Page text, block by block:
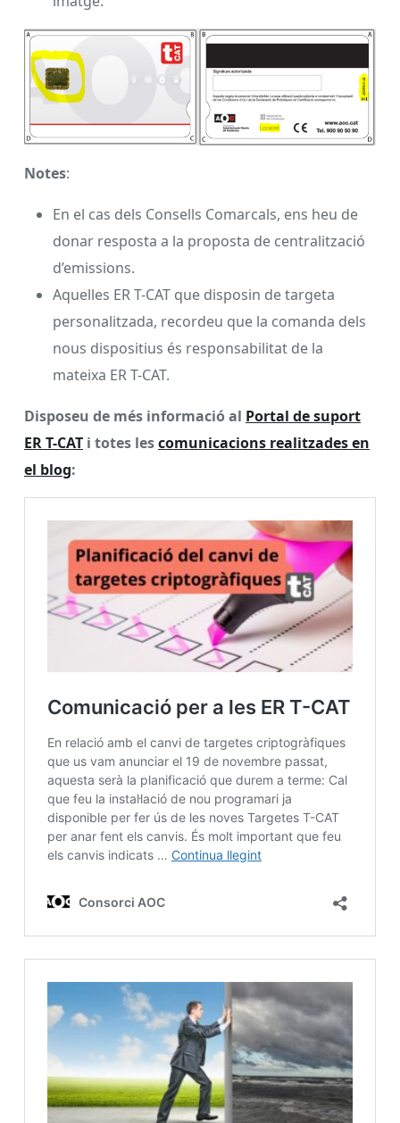
Notes:
En el cas dels Consells Comarcals, ens heu de
donar resposta a la proposta de centralització
d’emissions.
Aquelles ER T-CAT que disposin de targeta
personalitzada, recordeu que la comanda dels
nous dispositius és responsabilitat de la
mateixa ER T-CAT.
Disposeu de més informació al Portal de suport
ER T-CAT i totes lescomunicacions realitzades en
el blog: